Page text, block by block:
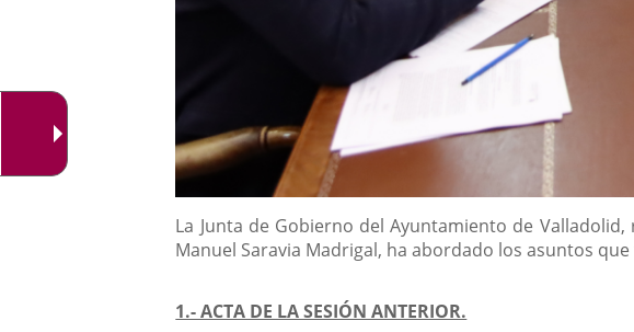
Descripción
La Junta de Gobierno del Ayuntamiento de
Manuel Saravia Madrigal, ha abordado los asuntos
1.- ACTA DE LA SESIÓN ANTERIOR.